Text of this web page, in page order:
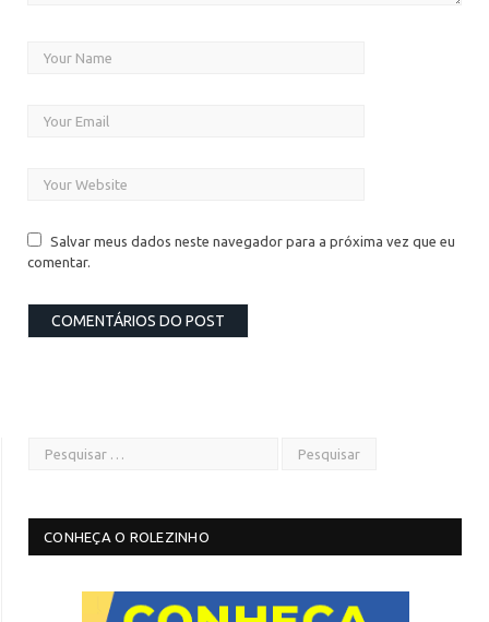
Salvar meus dados neste navegador para a próxima vez que eu
comentar.
CONHEÇA O ROLEZINHO